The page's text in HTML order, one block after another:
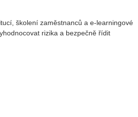
školení zaměstnanců a e-learningové
rizika a bezpečně řídit